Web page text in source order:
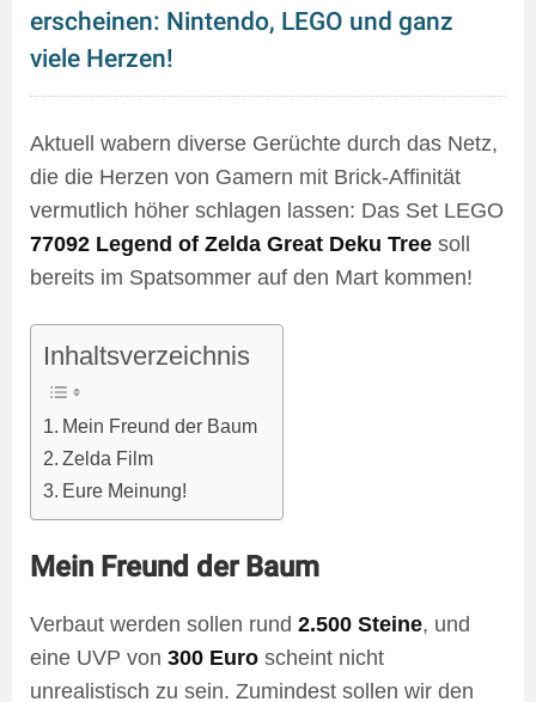
erscheinen: Nintendo, LEGO und ganz
viele Herzen!
Aktuell wabern diverse Gerüchte durch das Netz,
die die Herzen von Gamern mit Brick-Affinität
vermutlich höher schlagen lassen: Das Set LEGO
77092 Legend of Zelda Great Deku Tree soll
bereits im Spatsommer auf den Mart kommen!
Inhaltsverzeichnis
Mein Freund der Baum
Zelda Film
Eure Meinung!
Mein Freund der Baum
Verbaut werden sollen rund 2.500 Steine, und
eine UVP von 300 Euro scheint nicht
unrealistisch zu sein. Zumindest sollen wir den